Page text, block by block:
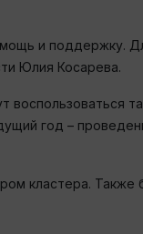
и поддержку.
Юлия Косарева.
воспользоваться
год –
кластера. Также